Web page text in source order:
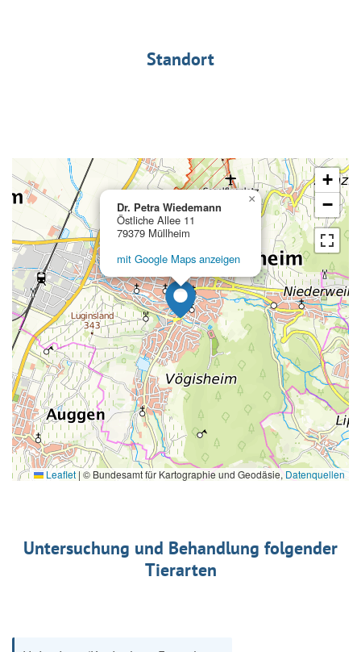
Standort
Dr. Petra Wiedemann
Östliche Allee 11
79379 Müllheim
mit Google Maps anzeigen
×
+
−
Leaflet | © Bundesamt für Kartographie und Geodäsie, Datenquellen
Untersuchung und Behandlung folgender
Tierarten